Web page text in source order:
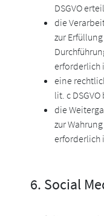
DSGVO
die
zur
erforderlich
eine
lit. c
die
zur
erforderlich
6. Social